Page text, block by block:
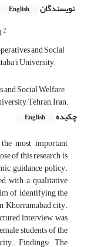
نویسندگان English
2
and Social
University,
Social Welfare,
Tehran, Iran.
چکیده
English
most important
of this research is
guidance policy.
with a qualitative
of identifying the
Khorramabad city.
interview was
students of the
Findings: The